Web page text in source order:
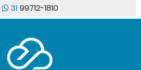
DO AR
AR INTERIOR
3199712-1810